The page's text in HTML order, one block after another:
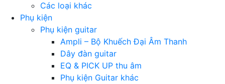
Các loại khác
Phụ kiện
Phụ kiện guitar
Ampli – Bộ Khuếch Đại Âm Thanh
Dây đàn guitar
EQ & PICK UP thu âm
Phụ kiện Guitar khác